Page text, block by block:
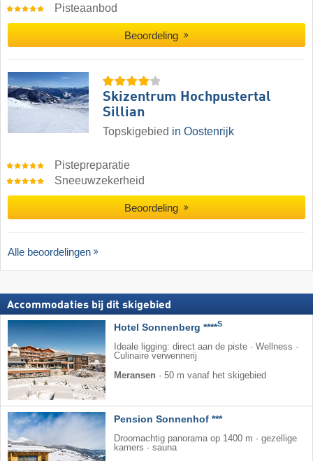
Pisteaanbod
Beoordeling
Skizentrum Hochpustertal
Sillian
Topskigebied in Oostenrijk
Pistepreparatie
Sneeuwzekerheid
Beoordeling
Alle beoordelingen
Accommodaties bij dit skigebied
Hotel Sonnenberg ****S
Ideale ligging: direct aan de piste · Wellness ·
Culinaire verwennerij
Meransen · 50 m vanaf het skigebied
Pension Sonnenhof ***
Droomachtig panorama op 1400 m · gezellige
kamers · sauna